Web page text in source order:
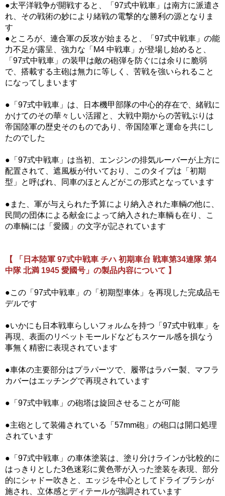
●太平洋戦争が開戦すると、「97式中戦車」は南方に派遣さ
れ、その戦術の妙により緒戦の電撃的な勝利の源となりま
す
●ところが、連合軍の反攻が始まると、「97式中戦車」の能
力不足が露呈、強力な「M4 中戦車」が登場し始めると、
「97式中戦車」の装甲は敵の砲弾を防ぐには余りに脆弱
で、搭載する主砲は無力に等しく、苦戦を強いられること
になってしまいます
●「97式中戦車」は、日本機甲部隊の中心的存在で、緒戦に
かけてのその華々しい活躍と、大戦中期からの苦戦ぶりは
帝国陸軍の歴史そのものであり、帝国陸軍と運命を共にし
たのでした
●「97式中戦車」は当初、エンジンの排気ルーバーが上方に
配置されて、遮風板が付いており、このタイプは「初期
型」と呼ばれ、同車のほとんどがこの形式となっています
●また、軍が与えられた予算により納入された車輌の他に、
民間の団体による献金によって納入された車輌も在り、こ
の車輌には「愛國」の文字が記されています
【 「日本陸軍 97式中戦車 チハ 初期車台 戦車第34連隊 第4
中隊 北満 1945 愛國号」の製品内容について 】
●この「97式中戦車」の「初期型車体」を再現した完成品モ
デルです
●いかにも日本戦車らしいフォルムを持つ「97式中戦車」を
再現、表面のリベットモールドなどもスケール感を損なう
事無く精密に表現されています
●車体の主要部分はプラパーツで、履帯はラバー製、マフラ
カバーはエッチングで再現されています
●「97式中戦車」の砲塔は旋回させることが可能
●主砲として装備されている「57mm砲」の砲口は開口処理
されています
●「97式中戦車」の車体塗装は、塗り分けラインが比較的に
はっきりとした3色迷彩に黄色帯が入った塗装を表現、部分
的にシャドー吹きと、エッジを中心としてドライブラシが
施され、立体感とディテールが強調されています